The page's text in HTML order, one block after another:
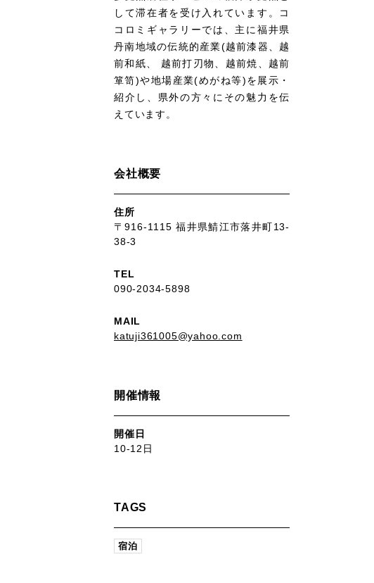
して滞在者を受け入れています。コ
コロミギャラリーでは、主に福井県
丹南地域の伝統的産業(越前漆器、越
前和紙、 越前打刃物、越前焼、越前
箪笥)や地場産業(めがね等)を展示・
紹介し、県外の方々にその魅力を伝
えています。
会社概要
住所
〒916-1115福井県鯖江市落井町13-
38-3
TEL
090-2034-5898
MAIL
katuji361005@yahoo.com
開催情報
開催日
10-12日
TAGS
宿泊